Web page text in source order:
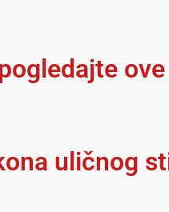
uličnog